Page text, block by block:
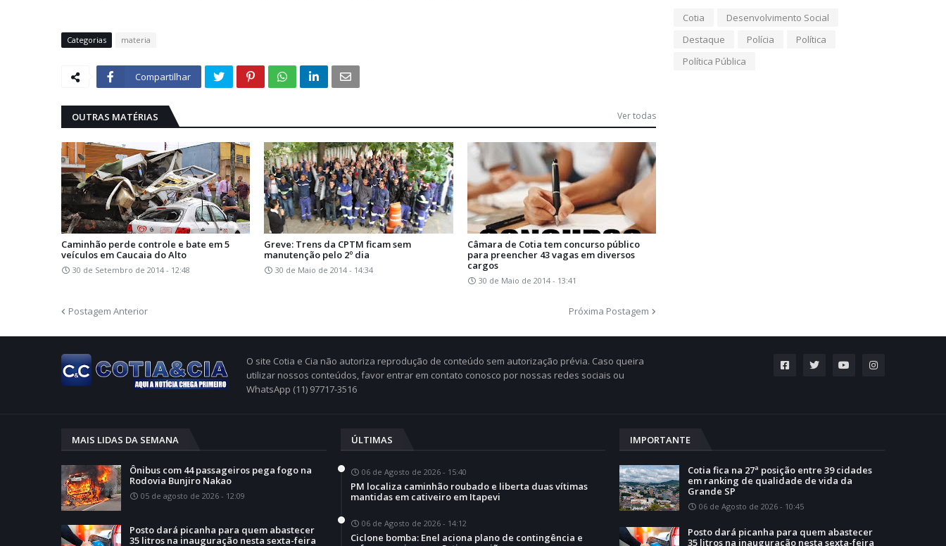
Categorias materia
Compartilhar
OUTRAS MATÉRIAS Ver todas
Caminhão perde controle e bate em 5
veículos em Caucaia do Alto
30 de Setembro de 2014 - 12:48
Greve: Trens da CPTM ficam sem
manutenção pelo 2º dia
30 de Maio de 2014 - 14:34
Câmara de Cotia tem concurso público
para preencher 43 vagas em diversos
cargos
30 de Maio de 2014 - 13:41
Postagem Anterior Próxima Postagem
Cotia
Desenvolvimento Social
Destaque
Polícia
Política
Política Pública
O site Cotia e Cia não autoriza reprodução de conteúdo sem autorização prévia. Caso queira
utilizar nossos conteúdos, favor entrar em contato conosco por nossas redes sociais ou
WhatsApp (11) 97717-3516
MAIS LIDAS DA SEMANA
Ônibus com 44 passageiros pega fogo na
Rodovia Bunjiro Nakao
05 de agosto de 2026 - 12:09
Posto dará picanha para quem abastecer
35 litros na inauguração nesta sexta-feira
ÚLTIMAS
06 de Agosto de 2026 - 15:40
PM localiza caminhão roubado e liberta duas vítimas
mantidas em cativeiro em Itapevi
06 de Agosto de 2026 - 14:12
Ciclone bomba: Enel aciona plano de contingência e
IMPORTANTE
Cotia fica na 27ª posição entre 39 cidades
em ranking de qualidade de vida da
Grande SP
06 de Agosto de 2026 - 10:45
Posto dará picanha para quem abastecer
35 litros na inauguração nesta sexta-feira